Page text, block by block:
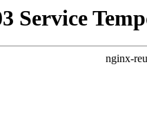
Service
nginx-